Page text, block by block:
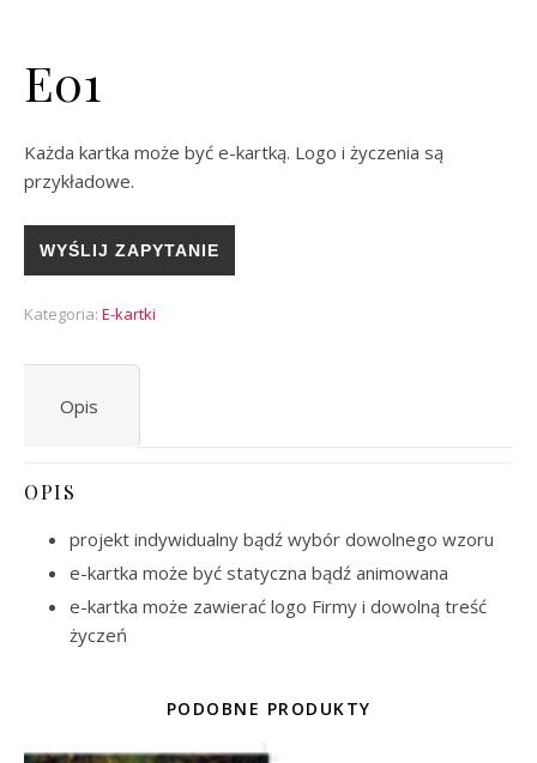
E01
Każda kartka może być e-kartką. Logo i życzenia są
przykładowe.
WYŚLIJ ZAPYTANIE
Kategoria: E-kartki
Opis
OPIS
projekt indywidualny bądź wybór dowolnego wzoru
e-kartka może być statyczna bądź animowana
e-kartka może zawierać logo Firmy i dowolną treść
życzeń
PODOBNE PRODUKTY